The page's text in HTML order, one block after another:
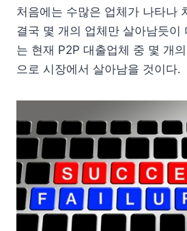
처음에는 수많은 업체가 나타나
결국 몇 개의 업체만 살아남듯이
는 현재 P2P 대출업체 중 몇 개
으로 시장에서 살아남을 것이다.